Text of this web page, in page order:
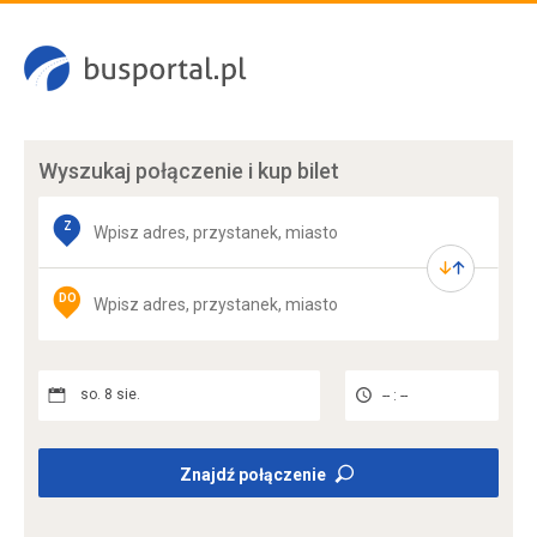
Wyszukaj połączenie i kup bilet
Z
DO
so. 8 sie. -- : --
Znajdź połączenie